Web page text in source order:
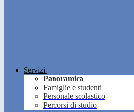
Servizi
Panoramica
Famiglie e studenti
Personale scolastico
Percorsi di studio